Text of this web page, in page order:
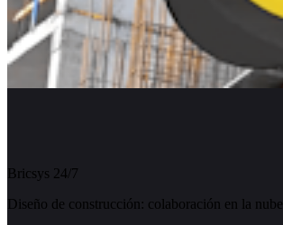
Bricsys 24/7
Diseño de construcción: colaboración en la nube